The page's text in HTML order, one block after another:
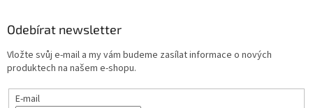
Odebírat newsletter
Vložte svůj e-mail a my vám budeme zasílat informace o nových
produktech na našem e-shopu.
E-mail